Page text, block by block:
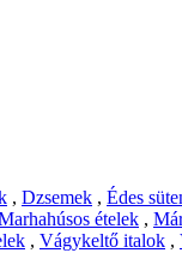
, Dzsemek , Édes
ételek ,
, Vágykeltő italok ,